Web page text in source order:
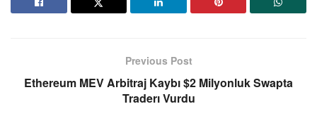
Previous Post
Ethereum MEV Arbitraj Kaybı $2 Milyonluk Swapta
Traderı Vurdu